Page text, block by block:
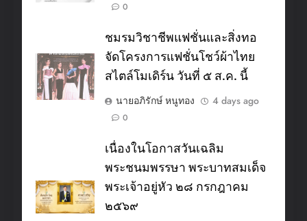
0
ชมรมวิชาชีพแฟชั่นและสิ่งทอ
จัดโครงการแฟชั่นโชว์ผ้าไทย
สไตล์โมเดิร์น วันที่ ๕ ส.ค. นี้
นายอภิรักษ์ หนูทอง
4 days ago
0
เนื่องในโอกาสวันเฉลิม
พระชนมพรรษา พระบาทสมเด็จ
พระเจ้าอยู่หัว ๒๘ กรกฎาคม
๒๕๖๙